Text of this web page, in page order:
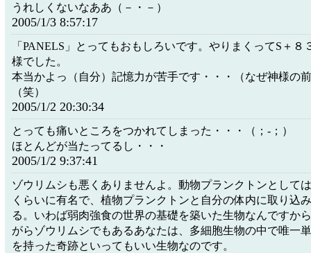
うれしくないなああ（－・－）
2005/1/3 8:57:17
「PANELS」とってもおもしろいです。やりまくってS＋８
様でした。
本当かよっ（自分）記憶力が苦手です・・・（なぜ神様の
（笑）
2005/1/2 20:30:34
とっても痛いところをつかれてしまった・・・（；-；）
ほとんどが当たってるし・・・
2005/1/2 9:37:41
ゾウリムシも悪くありませんよ。動物プランクトンとして
くらいに有名で、植物プランクトンと自分の体内に取り込
る。いわば弱肉強食の世界の基礎を築いた生物なんですか
がらゾウリムシでもあるあなたは、多細胞生物の中で唯一
を持った奇跡といってもいい生物なのです。